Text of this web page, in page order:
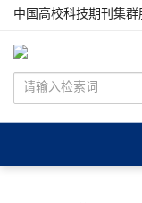
中国高校科技期刊集群